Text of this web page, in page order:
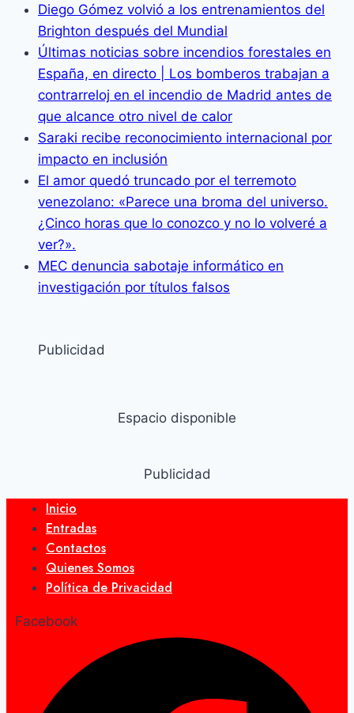
Diego Gómez volvió a los entrenamientos del
Brighton después del Mundial
Últimas noticias sobre incendios forestales en
España, en directo | Los bomberos trabajan a
contrarreloj en el incendio de Madrid antes de
que alcance otro nivel de calor
Saraki recibe reconocimiento internacional por
impacto en inclusión
El amor quedó truncado por el terremoto
venezolano: «Parece una broma del universo.
¿Cinco horas que lo conozco y no lo volveré a
ver?».
MEC denuncia sabotaje informático en
investigación por títulos falsos
Publicidad
Espacio disponible
Publicidad
Inicio
Entradas
Contactos
Quienes Somos
Política de Privacidad
Facebook